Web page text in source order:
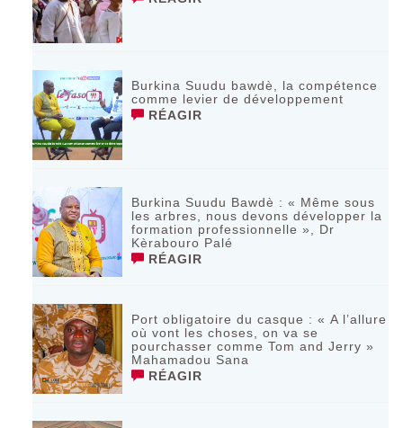
Burkina Suudu bawdè, la compétence
comme levier de développement
RÉAGIR
Burkina Suudu Bawdè : « Même sous
les arbres, nous devons développer la
formation professionnelle », Dr
Kèrabouro Palé
RÉAGIR
Port obligatoire du casque : « A l’allure
où vont les choses, on va se
pourchasser comme Tom and Jerry »
Mahamadou Sana
RÉAGIR